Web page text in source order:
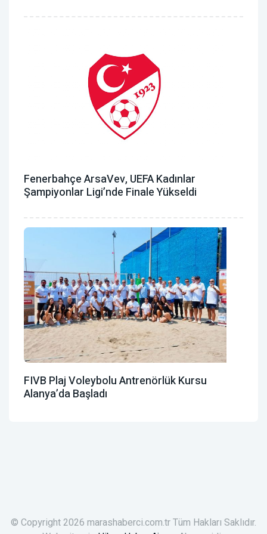
Fenerbahçe ArsaVev, UEFA Kadınlar
Şampiyonlar Ligi’nde Finale Yükseldi
FIVB Plaj Voleybolu Antrenörlük Kursu
Alanya’da Başladı
© Copyright 2026 marashaberci.com.tr Tüm Hakları Saklıdır.